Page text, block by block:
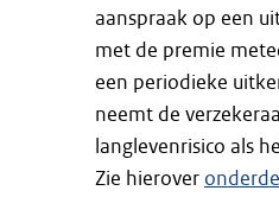
aanspraak op een
met de premie
een periodieke
neemt de
langlevenrisico als
Zie hierover